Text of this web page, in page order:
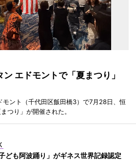
ン エドモントで「夏まつり」
モント（千代田区飯田橋3）で7月28日、恒
つり」が開催された。
ども阿波踊り」がギネス世界記録認定